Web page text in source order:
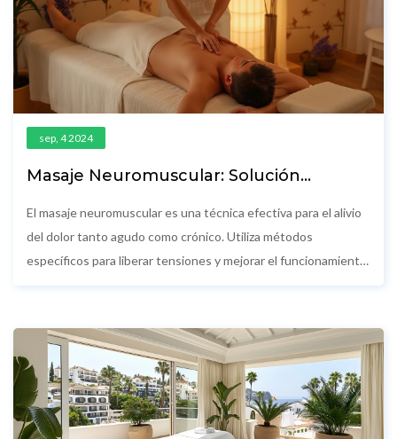
sep, 4 2024
Masaje Neuromuscular: Solución
El masaje neuromuscular es una técnica efectiva para el alivio
del dolor tanto agudo como crónico. Utiliza métodos
específicos para liberar tensiones y mejorar el funcionamiento
aprovechar esta terapia de manera óptima.